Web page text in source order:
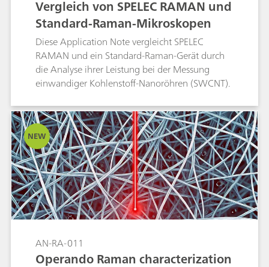
wässrigen Lösung untersucht und ihre
Defektdichte ausgewertet wird.
Vergleich von SPELEC RAMAN und
Standard-Raman-Mikroskopen
Diese Application Note vergleicht SPELEC
RAMAN und ein Standard-Raman-Gerät durch
die Analyse ihrer Leistung bei der Messung
einwandiger Kohlenstoff-Nanoröhren (SWCNT).
NEW
AN-RA-011
Operando Raman characterization